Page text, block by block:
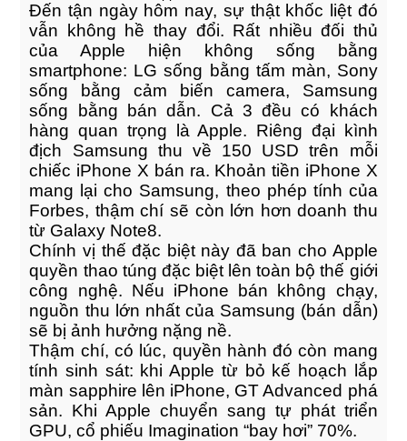
HTML 5 Presentation Design
Đến tận ngày hôm nay, sự thật khốc liệt đó
vẫn không hề thay đổi. Rất nhiều đối thủ
của Apple hiện không sống bằng
smartphone: LG sống bằng tấm màn, Sony
sống bằng cảm biến camera, Samsung
sống bằng bán dẫn. Cả 3 đều có khách
hàng quan trọng là Apple. Riêng đại kình
địch Samsung thu về 150 USD trên mỗi
chiếc iPhone X bán ra. Khoản tiền iPhone X
mang lại cho Samsung, theo phép tính của
Forbes, thậm chí sẽ còn lớn hơn doanh thu
từ Galaxy Note8.
Chính vị thế đặc biệt này đã ban cho Apple
quyền thao túng đặc biệt lên toàn bộ thế giới
công nghệ. Nếu iPhone bán không chạy,
nguồn thu lớn nhất của Samsung (bán dẫn)
sẽ bị ảnh hưởng nặng nề.
Thậm chí, có lúc, quyền hành đó còn mang
tính sinh sát: khi Apple từ bỏ kế hoạch lắp
màn sapphire lên iPhone, GT Advanced phá
sản. Khi Apple chuyển sang tự phát triển
GPU, cổ phiếu Imagination “bay hơi” 70%.